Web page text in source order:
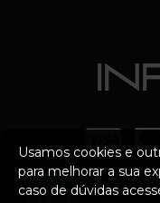
Usamos cookies e
para melhorar a sua
caso de dúvidas